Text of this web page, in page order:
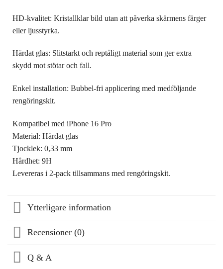
HD-kvalitet: Kristallklar bild utan att påverka skärmens färger
eller ljusstyrka.
Härdat glas: Slitstarkt och reptåligt material som ger extra
skydd mot stötar och fall.
Enkel installation: Bubbel-fri applicering med medföljande
rengöringskit.
Kompatibel med iPhone 16 Pro
Material: Härdat glas
Tjocklek: 0,33 mm
Hårdhet: 9H
Levereras i 2-pack tillsammans med rengöringskit.
Ytterligare information
Recensioner (0)
Q & A